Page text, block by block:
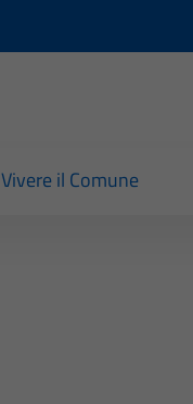
Vivere il Comune